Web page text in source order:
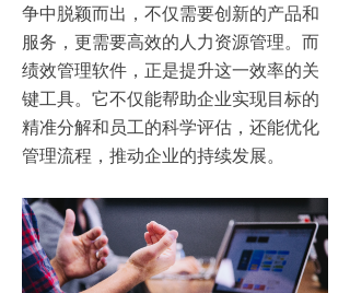
争中脱颖而出，不仅需要创新的产品和
服务，更需要高效的人力资源管理。而
绩效管理软件，正是提升这一效率的关
键工具。它不仅能帮助企业实现目标的
精准分解和员工的科学评估，还能优化
管理流程，推动企业的持续发展。